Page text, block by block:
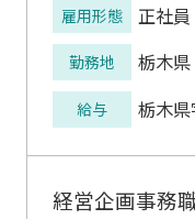
雇用形態 正社員
勤務地 栃木県
給与 栃木
経営企画事務